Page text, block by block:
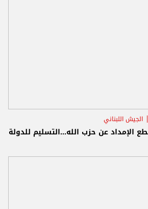
الجيش اللبناني
الإمداد عن حزب الله...التسليم للدولة